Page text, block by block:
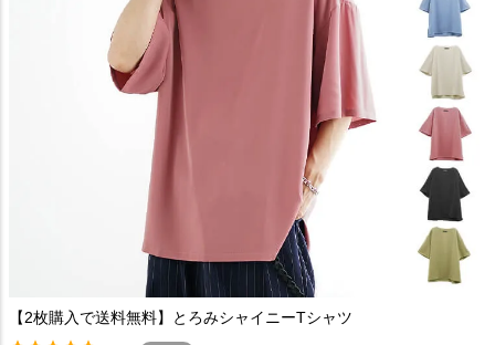
【2枚購入で送料無料】とろみシャイニーTシャツ